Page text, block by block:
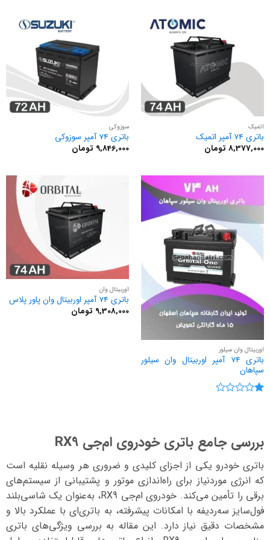
اتمیک
باتری 74 آمپر اتمیک
8,377,000 تومان
سوزوکی
باتری 74 آمپر سوزوکی
9,846,000 تومان
اوربیتال وان سیلور
باتری 74 آمپر اوربیتال وان سیلور
سپاهان
اوربیتال وان
باتری 74 آمپر اوربیتال وان پاور پلاس
9,308,000 تومان
بررسی جامع باتری خودروی ام‌جی RX9
باتری خودرو یکی از اجزای کلیدی و ضروری هر وسیله نقلیه است
که انرژی موردنیاز برای راه‌اندازی موتور و پشتیبانی از سیستم‌های
برقی را تأمین می‌کند. خودروی ام‌جی RX9، به‌عنوان یک شاسی‌بلند
فول‌سایز سه‌ردیفه با امکانات پیشرفته، به باتری‌ای با عملکرد بالا و
مشخصات دقیق نیاز دارد. این مقاله به بررسی ویژگی‌های باتری